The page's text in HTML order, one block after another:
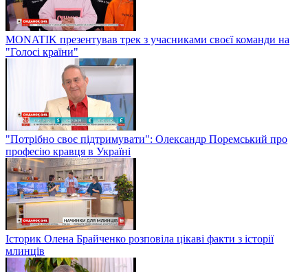
MONATIK презентував трек з учасниками своєї команди на
"Голосі країни"
"Потрібно своє підтримувати": Олександр Поремський про
професію кравця в Україні
Історик Олена Брайченко розповіла цікаві факти з історії
млинців